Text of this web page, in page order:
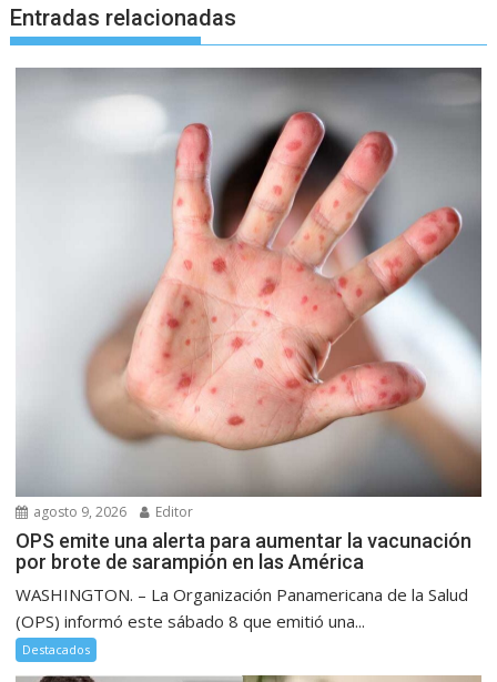
Entradas relacionadas
agosto 9, 2026 Editor
OPS emite una alerta para aumentar la vacunación
por brote de sarampión en las América
WASHINGTON. – La Organización Panamericana de la Salud
(OPS) informó este sábado 8 que emitió una...
Destacados